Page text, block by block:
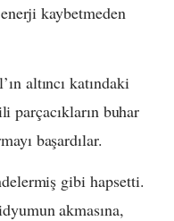
kaybetmeden
altıncı katındaki
parçacıkların buhar
başardılar.
gibi hapsetti.
akmasına,